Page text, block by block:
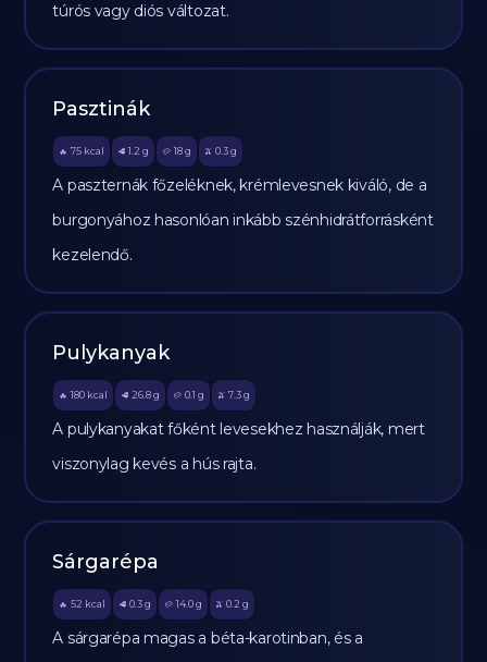
túrós vagy diós változat.
Pasztinák
🔥 75 kcal 🥩 1.2 g 🥔 18g 🫒 0.3 g
A paszternák főzeléknek, krémlevesnek kiváló, de a
burgonyához hasonlóan inkább szénhidrátforrásként
kezelendő.
Pulykanyak
🔥 180 kcal 🥩 26.8 g 🥔 0.1 g 🫒 7.3 g
A pulykanyakat főként levesekhez használják, mert
viszonylag kevés a hús rajta.
Sárgarépa
🔥 52 kcal 🥩 0.3 g 🥔 14.0g 🫒 0.2 g
A sárgarépa magas a béta-karotinban, és a